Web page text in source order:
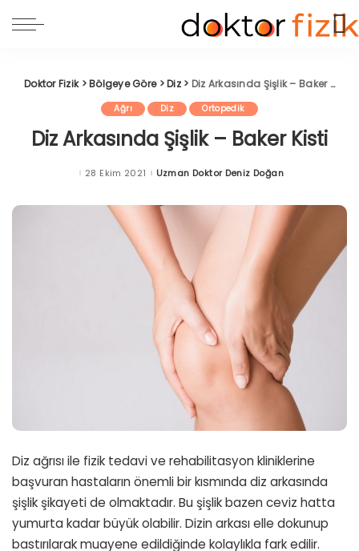
Doktor Fizik>Bölgeye Göre>Diz> Diz Arkasında Şişlik – Baker Kisti
Ağrı Diz Ortopedik
Diz Arkasında Şişlik – Baker Kisti
28 Ekim 2021 Posted
Uzman Doktor Deniz Doğan
Diz ağrısı ile fizik tedavi ve rehabilitasyon kliniklerine
başvuran hastaların önemli bir kısmında diz arkasında
şişlik şikayeti de olmaktadır. Bu şişlik bazen ceviz hatta
yumurta kadar büyük olabilir. Dizin arkası elle dokunup
bastırılarak muayene edildiğinde kolaylıkla fark edilir.